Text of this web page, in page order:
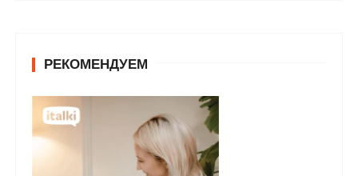
РЕКОМЕНДУЕМ